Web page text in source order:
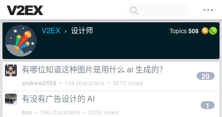
V2EX › 设计师 Topics508
有哪位知道这种图片是用什么 ai 生成的？
andrew2558 • 104 characters • 3815 views
20
有没有广告设计的 AI
zeo • 166 characters • 3059 views
1